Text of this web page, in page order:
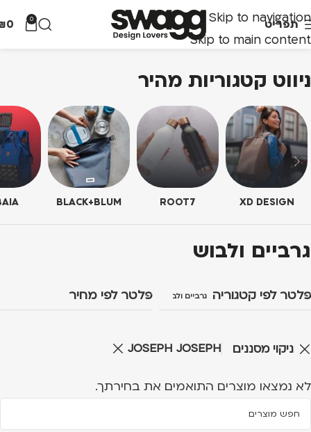
Skip to navigation
Skip to main content
תפריט 0
0
ניווט קטגוריות מהיר
XD DESIGN
ROOT7
BLACK+BLUM
גרביים ולבוש
פלטר לפי קטגוריה גרביים ולבוש פלטר לפי מחיר
ניקוי מסננים JOSEPH JOSEPH
לא נמצאו מוצרים התואמים את בחירתך.